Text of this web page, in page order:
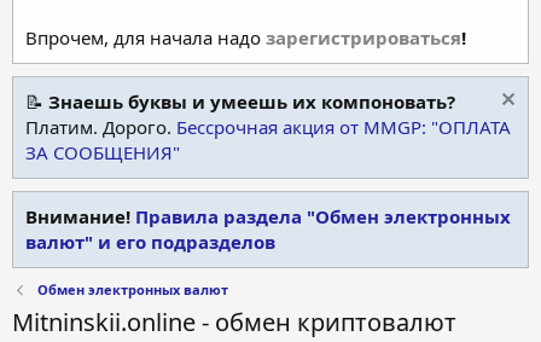
Впрочем, для начала надо зарегистрироваться!
📝 Знаешь буквы и умеешь их компоновать?
Платим. Дорого. Бессрочная акция от MMGP: "ОПЛАТА
ЗА СООБЩЕНИЯ"
Внимание! Правила раздела "Обмен электронных
валют" и его подразделов
Обмен электронных валют
Mitninskii.online - обмен криптовалют